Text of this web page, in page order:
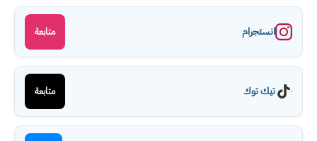
انستجرام متابعة
تيك توك متابعة